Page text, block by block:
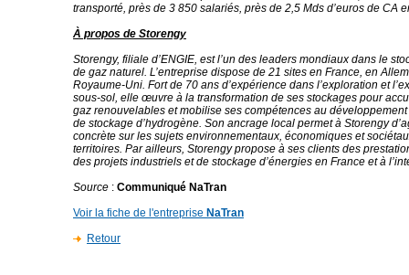
transporté, près de 3 850 salariés, près de 2,5 Mds d’euros de CA
À propos de Storengy
Storengy, filiale d’ENGIE, est l’un des leaders mondiaux dans le
de gaz naturel. L’entreprise dispose de 21 sites en France, en
Royaume-Uni. Fort de 70 ans d’expérience dans l’exploration et
sous-sol, elle œuvre à la transformation de ses stockages pour
gaz renouvelables et mobilise ses compétences au développement
de stockage d’hydrogène. Son ancrage local permet à Storengy
concrète sur les sujets environnementaux, économiques et
territoires. Par ailleurs, Storengy propose à ses clients des
des projets industriels et de stockage d’énergies en France et à
Source : Communiqué NaTran
Voir la fiche de l'entreprise NaTran
Retour